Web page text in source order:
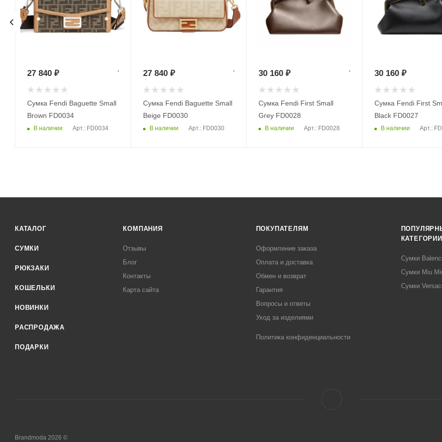
Сумка Fendi Baguette Small
Brown FD0034
В наличии Арт.: FD0034
27 840₽
Сумка Fendi Baguette Small
Beige FD0030
В наличии Арт.: FD0030
27 840₽
Сумка Fendi First Small
Grey FD0028
В наличии Арт.: FD0028
30 160 ₽
Сумка Fendi First
Black FD0027
В наличии Арт.:
30 160 ₽
КАТАЛОГ
СУМКИ
РЮКЗАКИ
КОШЕЛЬКИ
НОВИНКИ
РАСПРОДАЖА
ПОДАРКИ
КОМПАНИЯ
Отзывы
Блог
Контакты
Карта сайта
ПОКУПАТЕЛЯМ
Оформление заказа
Оплата и доставка
Обмен и возврат
Гарантия
Вопросы и ответы
Уход за изделиями
Политика конфиденциальности
КАТЕГОРИИ
Сумки
Сумки Miu
Сумки
Brandmoda 2026 ©